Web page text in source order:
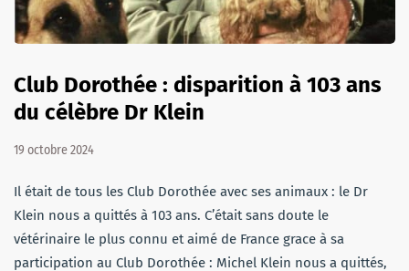
Club Dorothée : disparition à 103 ans
du célèbre Dr Klein
19 octobre 2024
Il était de tous les Club Dorothée avec ses animaux : le Dr
Klein nous a quittés à 103 ans. C’était sans doute le
vétérinaire le plus connu et aimé de France grace à sa
participation au Club Dorothée : Michel Klein nous a quittés,